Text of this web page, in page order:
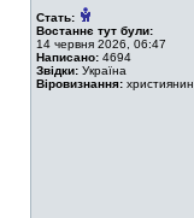
Стать:
Востаннє тут були:
14 червня 2026, 06:47
Написано: 4694
Звідки: Україна
Віровизнання: християнин